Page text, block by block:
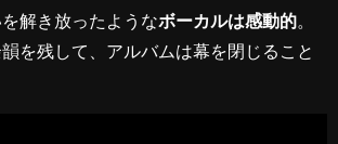
解き放ったようなボーカルは感動的
を残して、アルバムは幕を閉じること